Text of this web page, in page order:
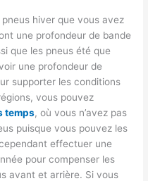
hiver que vous avez
une profondeur de bande
que les pneus été que
une profondeur de
supporter les conditions
vous pouvez
temps, où vous n’avez pas
puisque vous pouvez les
effectuer une
pour compenser les
avant et arrière. Si vous